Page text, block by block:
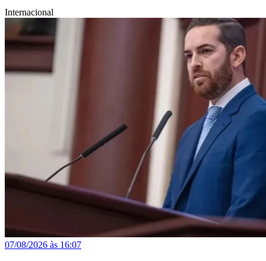
Internacional
07/08/2026 às 16:07